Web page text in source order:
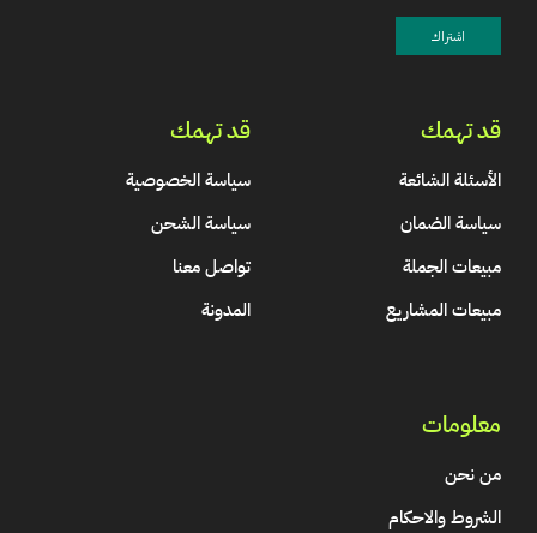
قد تهمك
الأسئلة الشائعة
سياسة الضمان
مبيعات الجملة
مبيعات المشاريع
قد تهمك
سياسة الخصوصية
سياسة الشحن
تواصل معنا
المدونة
معلومات
من نحن
الشروط والاحكام